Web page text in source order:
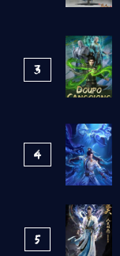
3
4
5